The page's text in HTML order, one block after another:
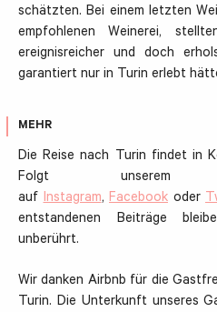
schätzten. Bei einem letzten
empfohlenen Weinerei,
ereignisreicher und doch
garantiert nur in Turin erlebt
MEHR
Die Reise nach Turin findet in
Folgt unserem
aufInstagram, Facebook oder
entstandenen Beiträge
unberührt.
Wir danken Airbnb für die
Turin. Die Unterkunft unseres